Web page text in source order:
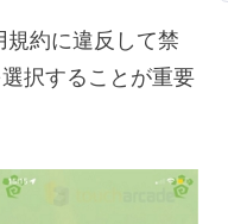
約に違反して禁
択することが重要